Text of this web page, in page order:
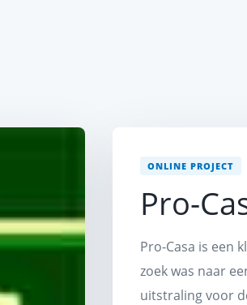
ONLINE PROJECT
Pro-
Pro-Casa is een
zoek was naar
uitstraling voor